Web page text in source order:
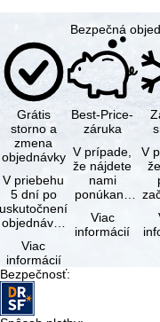
Bezpečná
Grátis
storno a
zmena
objednávky
V priebehu
5 dní po
uskutočnení
objednávky
tejto
objednávky
bezplatne
…
Viac
informácií
Best-Price-
záruka
V prípade,
že nájdete
nami
ponúkaný
rovnakými
službami
Viac
informácií
V
Bezpečnosť: